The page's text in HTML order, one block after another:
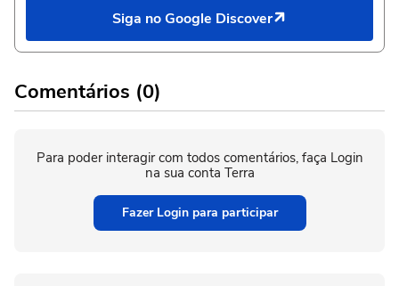
Siga no Google Discover
Comentários (0)
Para poder interagir com todos comentários, faça Login
na sua conta Terra
Fazer Login para participar